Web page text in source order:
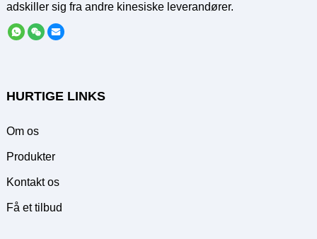
adskiller sig fra andre kinesiske leverandører.
HURTIGE LINKS
Om os
Produkter
Kontakt os
Få et tilbud